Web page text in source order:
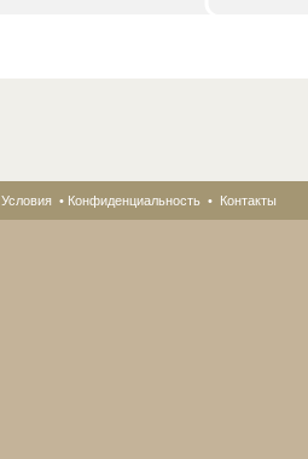
Условия • Конфиденциальность • Контакты